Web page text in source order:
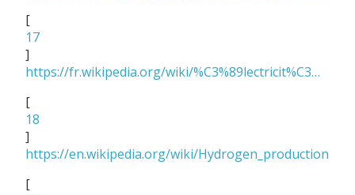
[
17
]
https://fr.wikipedia.org/wiki/%C3%89lectricit%C3%A9_en_France
[
18
]
https://en.wikipedia.org/wiki/Hydrogen_production
[